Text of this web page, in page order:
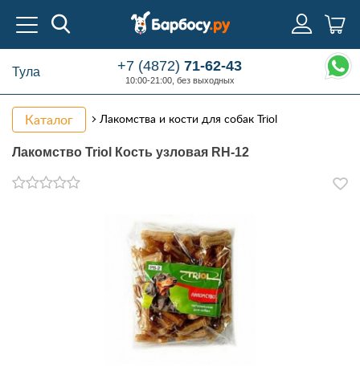
Тула +7 (4872)71-62-43
10:00-21:00, без выходных
Каталог Лакомства и кости для собак Triol
Лакомство Triol Кость узловая RH-12